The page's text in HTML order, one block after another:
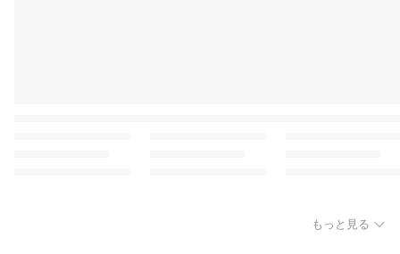
もっと見る